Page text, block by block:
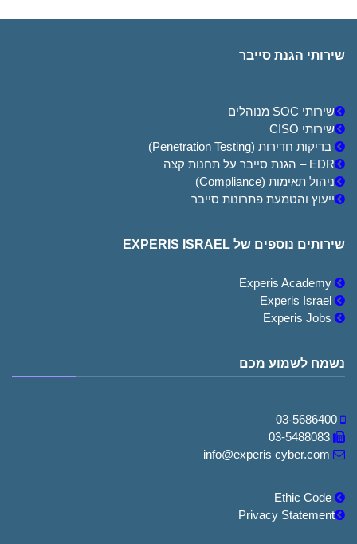
שירותי הגנת סייבר
שירותי SOC מנוהלים
שירותי CISO
בדיקות חדירות (Penetration Testing)
EDR – הגנת סייבר על תחנות קצה
ניהול תאימות (Compliance)
ייעוץ והטמעת פתרונות סייבר
שירותים נוספים של EXPERIS ISRAEL
נשמח לשמוע מכם
03-5686400
03-5488083
info@experis cyber.com
Privacy Statement